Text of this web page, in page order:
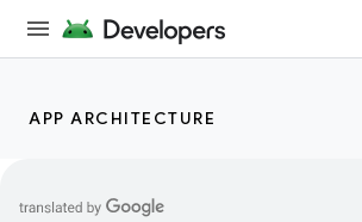
APP ARCHITECTURE